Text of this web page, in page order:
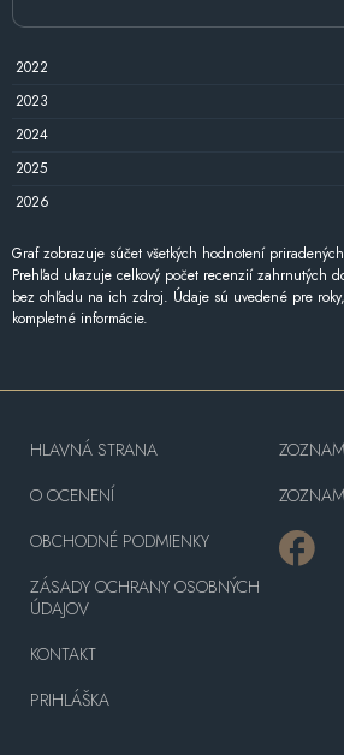
2022
2023
2024
2025
2026
Graf zobrazuje súčet všetkých hodnotení
Prehľad ukazuje celkový počet recenzií zahrnutých
bez ohľadu na ich zdroj. Údaje sú uvedené pre
kompletné informácie.
HLAVNÁ STRANA
O OCENENÍ
OBCHODNÉ PODMIENKY
ZÁSADY OCHRANY OSOBNÝCH
ÚDAJOV
KONTAKT
PRIHLÁŠKA